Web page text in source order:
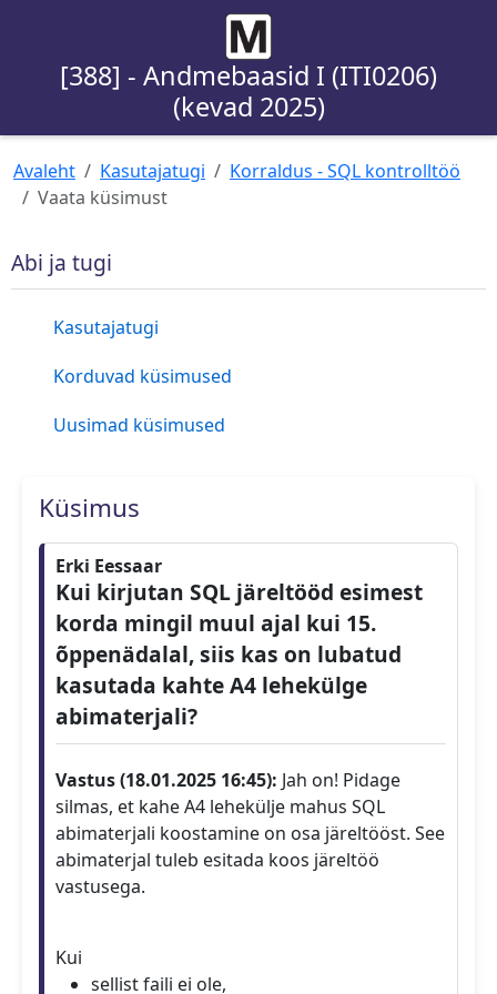
[388] - Andmebaasid I (ITI0206)
(kevad 2025)
Avaleht Kasutajatugi
Korraldus - SQL kontrolltöö
Vaata küsimust
Abi ja tugi
Kasutajatugi
Korduvad küsimused
Uusimad küsimused
Küsimus
Erki Eessaar
Kui kirjutan SQL järeltööd esimest
korda mingil muul ajal kui 15.
õppenädalal, siis kas on lubatud
kasutada kahte A4 lehekülge
abimaterjali?
Vastus (18.01.2025 16:45): Jah on! Pidage
silmas, et kahe A4 lehekülje mahus SQL
abimaterjali koostamine on osa järeltööst. See
abimaterjal tuleb esitada koos järeltöö
vastusega.
Kui
sellist faili ei ole,